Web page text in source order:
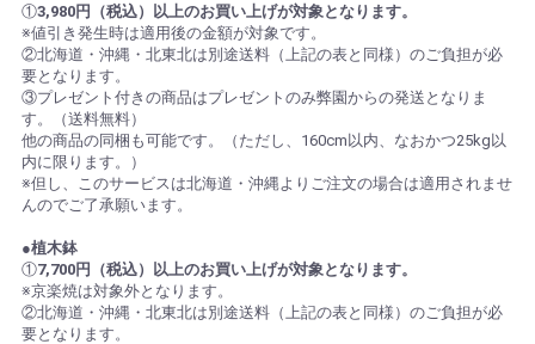
①3,980円（税込）以上のお買い上げが対象となります。
※値引き発生時は適用後の金額が対象です。
②北海道・沖縄・北東北は別途送料（上記の表と同様）のご負担が必
要となります。
③プレゼント付きの商品はプレゼントのみ弊園からの発送となりま
す。（送料無料）
他の商品の同梱も可能です。（ただし、160cm以内、なおかつ25kg以
内に限ります。）
※但し、このサービスは北海道・沖縄よりご注文の場合は適用されませ
んのでご了承願います。
●植木鉢
①7,700円（税込）以上のお買い上げが対象となります。
※京楽焼は対象外となります。
②北海道・沖縄・北東北は別途送料（上記の表と同様）のご負担が必
要となります。